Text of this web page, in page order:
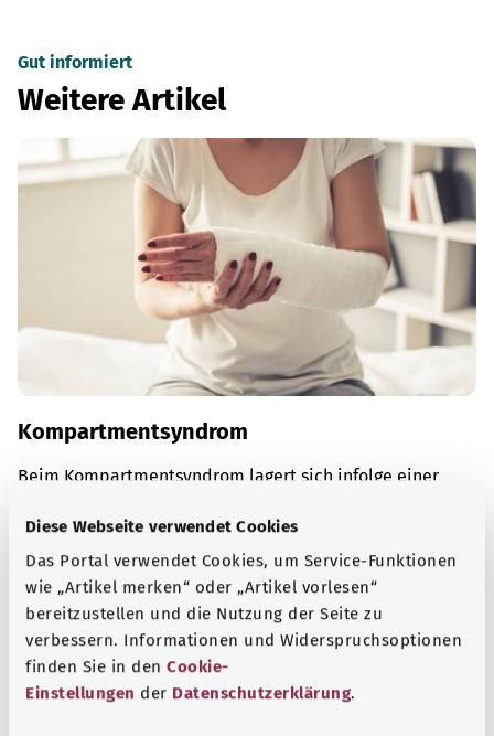
Diese Webseite verwendet Cookies
Das Portal verwendet Cookies, um Service-Funktionen
wie „Artikel merken“ oder „Artikel vorlesen“
bereitzustellen und die Nutzung der Seite zu
verbessern. Informationen und Widerspruchsoptionen
finden Sie in den Cookie-
Einstellungen der Datenschutzerklärung.
Gut informiert
Weitere Artikel
Kompartmentsyndrom
Beim Kompartmentsyndrom lagert sich infolge einer
verursacht starke Schmerzen. Ein Eingriff verhindert,
dass das Gewebe dauerhaft geschädigt wird.
Mehr erfahren